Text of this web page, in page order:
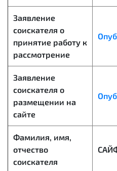
Заявление
соискателя о
принятие работу к
рассмотрение
Заявление
соискателя о
размещении на
сайте
Фамилия, имя,
отчество
соискателя